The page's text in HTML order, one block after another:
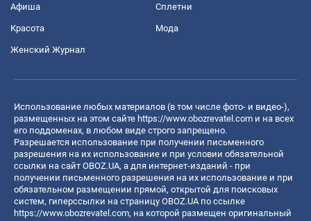
Афиша Сплетни
Красота Мода
Женский Журнал
Использование любых материалов (в том числе фото- и видео-),
размещенных на этом сайте https://www.obozrevatel.com и на всех
его поддоменах, в любом виде строго запрещено.
Разрешается использование при получении письменного
разрешения на их использование и при условии обязательной
ссылки на сайт OBOZ.UA, а для интернет-изданий - при
получении письменного разрешения на их использование и при
обязательном размещении прямой, открытой для поисковых
систем, гиперссылки на страницу OBOZ.UA по ссылке
https://www.obozrevatel.com, на которой размещен оригинальный